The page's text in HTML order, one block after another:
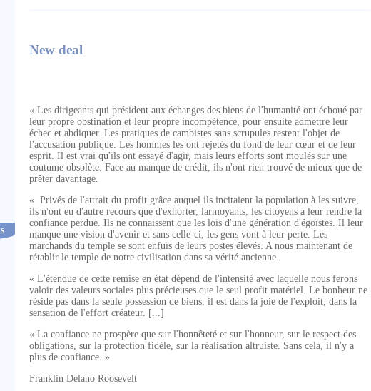
New deal
« Les dirigeants qui président aux échanges des biens de l'humanité ont échoué par
leur propre obstination et leur propre incompétence, pour ensuite admettre leur
échec et abdiquer. Les pratiques de cambistes sans scrupules restent l'objet de
l'accusation publique. Les hommes les ont rejetés du fond de leur cœur et de leur
esprit. Il est vrai qu'ils ont essayé d'agir, mais leurs efforts sont moulés sur une
coutume obsolète. Face au manque de crédit, ils n'ont rien trouvé de mieux que de
prêter davantage.
« Privés de l'attrait du profit grâce auquel ils incitaient la population à les suivre,
ils n'ont eu d'autre recours que d'exhorter, larmoyants, les citoyens à leur rendre la
confiance perdue. Ils ne connaissent que les lois d'une génération d'égoïstes. Il leur
manque une vision d'avenir et sans celle-ci, les gens vont à leur perte. Les
marchands du temple se sont enfuis de leurs postes élevés. A nous maintenant de
rétablir le temple de notre civilisation dans sa vérité ancienne.
« L'étendue de cette remise en état dépend de l'intensité avec laquelle nous ferons
valoir des valeurs sociales plus précieuses que le seul profit matériel. Le bonheur ne
réside pas dans la seule possession de biens, il est dans la joie de l'exploit, dans la
sensation de l'effort créateur. [...]
« La confiance ne prospère que sur l'honnêteté et sur l'honneur, sur le respect des
obligations, sur la protection fidèle, sur la réalisation altruiste. Sans cela, il n'y a
plus de confiance. »
Franklin Delano Roosevelt